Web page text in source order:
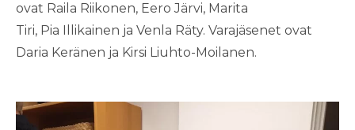
ovat Raila Riikonen, Eero Järvi, Marita
Tiri, Pia Illikainen ja Venla Räty. Varajäsenet ovat
Daria Keränen ja Kirsi Liuhto-Moilanen.